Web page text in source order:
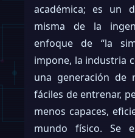
académica; es un
misma de la
enfoque de “la
impone, la industria
una generación de
fáciles de entrenar,
menos capaces,
mundo físico. Se